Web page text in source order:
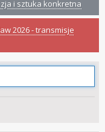
i sztuka konkretna
2026 - transmisje